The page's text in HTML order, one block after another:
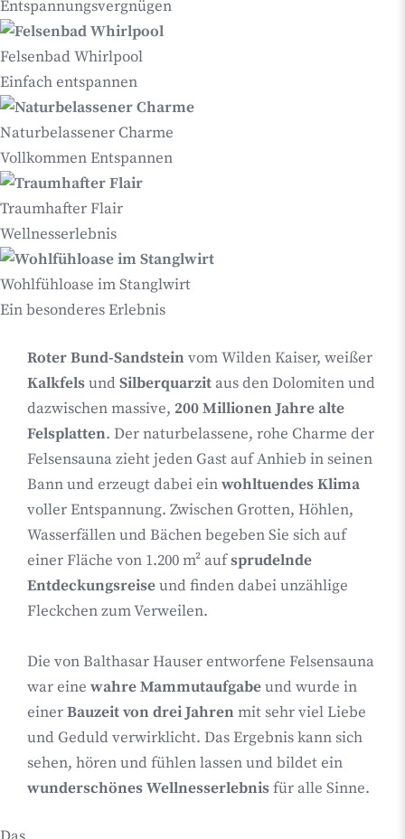
Entspannungsvergnügen
Felsenbad Whirlpool
Einfach entspannen
Naturbelassener Charme
Vollkommen Entspannen
Traumhafter Flair
Wellnesserlebnis
Wohlfühloase im Stanglwirt
Ein besonderes Erlebnis
Roter Bund-Sandsteinvom Wilden Kaiser, weißer
KalkfelsundSilberquarzit aus den Dolomiten und
dazwischen massive, 200 Millionen Jahre alte
Felsplatten. Der naturbelassene, rohe Charme der
Felsensauna zieht jeden Gast auf Anhieb in seinen
Bann und erzeugt dabei einwohltuendes Klima
voller Entspannung. Zwischen Grotten, Höhlen,
Wasserfällen und Bächen begeben Sie sich auf
einer Fläche von 1.200 m² aufsprudelnde
Entdeckungsreiseund finden dabei unzählige
Fleckchen zum Verweilen.
Die von Balthasar Hauser entworfene Felsensauna
war eine wahre Mammutaufgabeund wurde in
einerBauzeit von drei Jahrenmit sehr viel Liebe
und Geduld verwirklicht. Das Ergebnis kann sich
sehen, hören und fühlen lassen und bildet ein
wunderschönes Wellnesserlebnisfür alle Sinne.